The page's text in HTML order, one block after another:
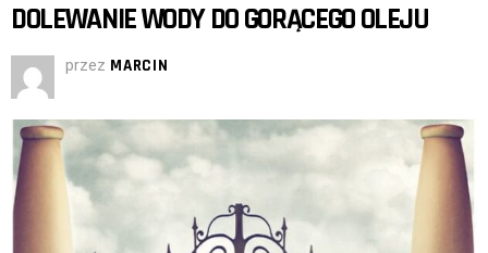
DOLEWANIE WODY DO GORĄCEGO OLEJU
przez MARCIN